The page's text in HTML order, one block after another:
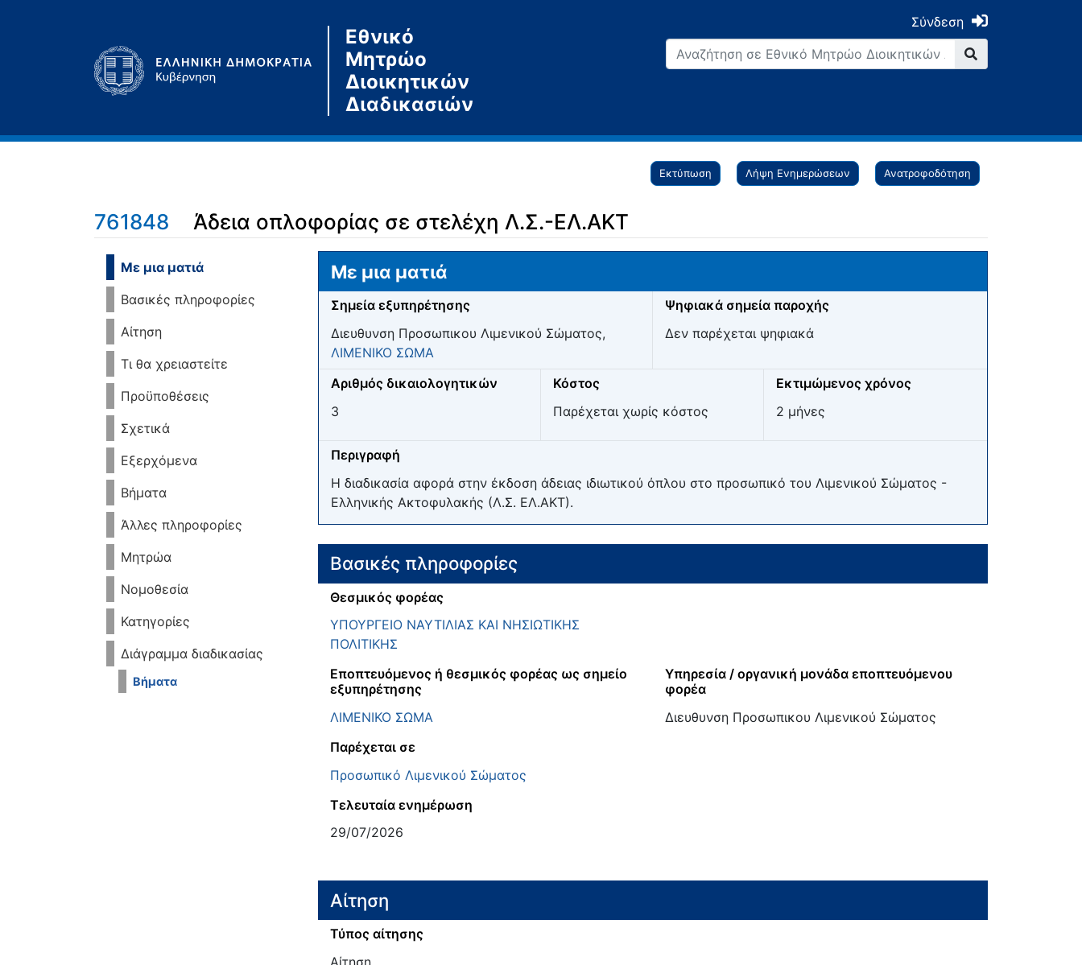
Εθνικό
Μητρώο
Διοικητικών
Διαδικασιών
Σύνδεση
Εκτύπωση Λήψη Ενημερώσεων Ανατροφοδότηση
761848 Άδεια οπλοφορίας σε στελέχη Λ.Σ.-ΕΛ.ΑΚΤ
Μετάβαση σε: πλοήγηση
Με μια ματιά
Βασικές πληροφορίες
Αίτηση
Τι θα χρειαστείτε
Προϋποθέσεις
Σχετικά
Εξερχόμενα
Βήματα
Άλλες πληροφορίες
Μητρώα
Νομοθεσία
Κατηγορίες
Διάγραμμα διαδικασίας
Βήματα
Με μια ματιά
Σημεία εξυπηρέτησης
Διευθυνση Προσωπικου Λιμενικού Σώματος,
ΛΙΜΕΝΙΚΟ ΣΩΜΑ
Ψηφιακά σημεία παροχής
Δεν παρέχεται ψηφιακά
Αριθμός δικαιολογητικών
3
Κόστος
Παρέχεται χωρίς κόστος
Εκτιμώμενος χρόνος
2 μήνες
Περιγραφή
Η διαδικασία αφορά στην έκδοση άδειας ιδιωτικού όπλου στο προσωπικό του Λιμενικού Σώματος -
Ελληνικής Ακτοφυλακής (Λ.Σ. ΕΛ.ΑΚΤ).
Βασικές πληροφορίες
Θεσμικός φορέας
ΥΠΟΥΡΓΕΙΟ ΝΑΥΤΙΛΙΑΣ ΚΑΙ ΝΗΣΙΩΤΙΚΗΣ
ΠΟΛΙΤΙΚΗΣ
Εποπτευόμενος ή θεσμικός φορέας ως σημείο
εξυπηρέτησης
ΛΙΜΕΝΙΚΟ ΣΩΜΑ
Υπηρεσία / οργανική μονάδα εποπτευόμενου
φορέα
Διευθυνση Προσωπικου Λιμενικού Σώματος
Παρέχεται σε
Προσωπικό Λιμενικού Σώματος
Τελευταία ενημέρωση
29/07/2026
Αίτηση
Τύπος αίτησης